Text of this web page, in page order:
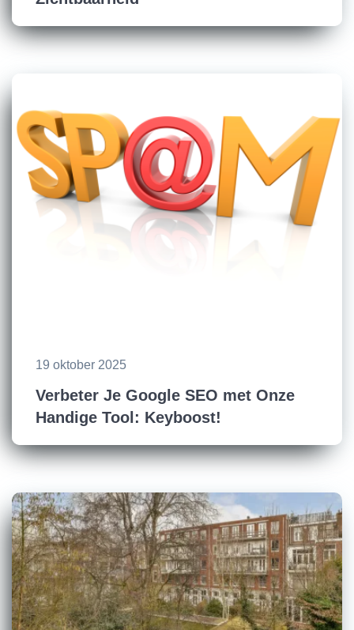
19 oktober 2025
Verbeter Je Google SEO met Onze
Handige Tool: Keyboost!